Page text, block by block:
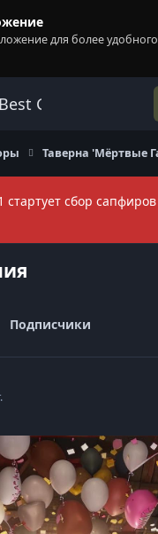
для более удобного
Best Gothic Forums
Таверна 'Мёртвые
сбор
Подписчики